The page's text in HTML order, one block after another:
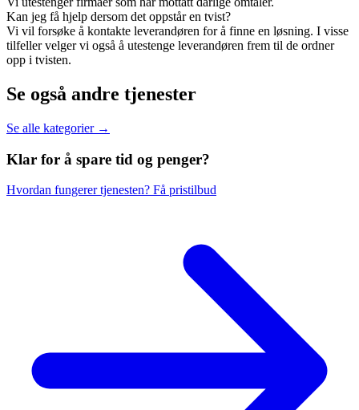
Kan jeg få hjelp dersom det oppstår en tvist?
Vi vil forsøke å kontakte leverandøren for å finne en løsning. I visse
tilfeller velger vi også å utestenge leverandøren frem til de ordner
opp i tvisten.
Se også andre tjenester
Se alle kategorier →
Klar for å spare tid og penger?
Hvordan fungerer tjenesten? Få pristilbud